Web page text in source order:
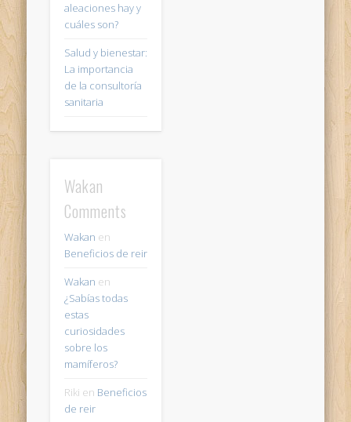
aleaciones hay y
cuáles son?
Salud y bienestar:
La importancia
de la consultoría
sanitaria
Wakan
Comments
Wakan en
Beneficios de reir
Wakan en
¿Sabías todas
estas
curiosidades
sobre los
mamíferos?
Riki en Beneficios
de reir